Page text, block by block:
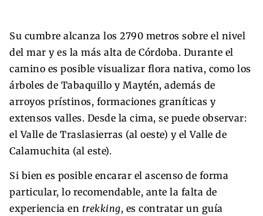
Su cumbre alcanza los 2790 metros sobre el nivel
del mar y es la más alta de Córdoba. Durante el
camino es posible visualizar flora nativa, como los
árboles de Tabaquillo y Maytén, además de
arroyos prístinos, formaciones graníticas y
extensos valles. Desde la cima, se puede observar:
el Valle de Traslasierras (al oeste) y el Valle de
Calamuchita (al este).
Si bien es posible encarar el ascenso de forma
particular, lo recomendable, ante la falta de
experiencia en trekking, es contratar un guía